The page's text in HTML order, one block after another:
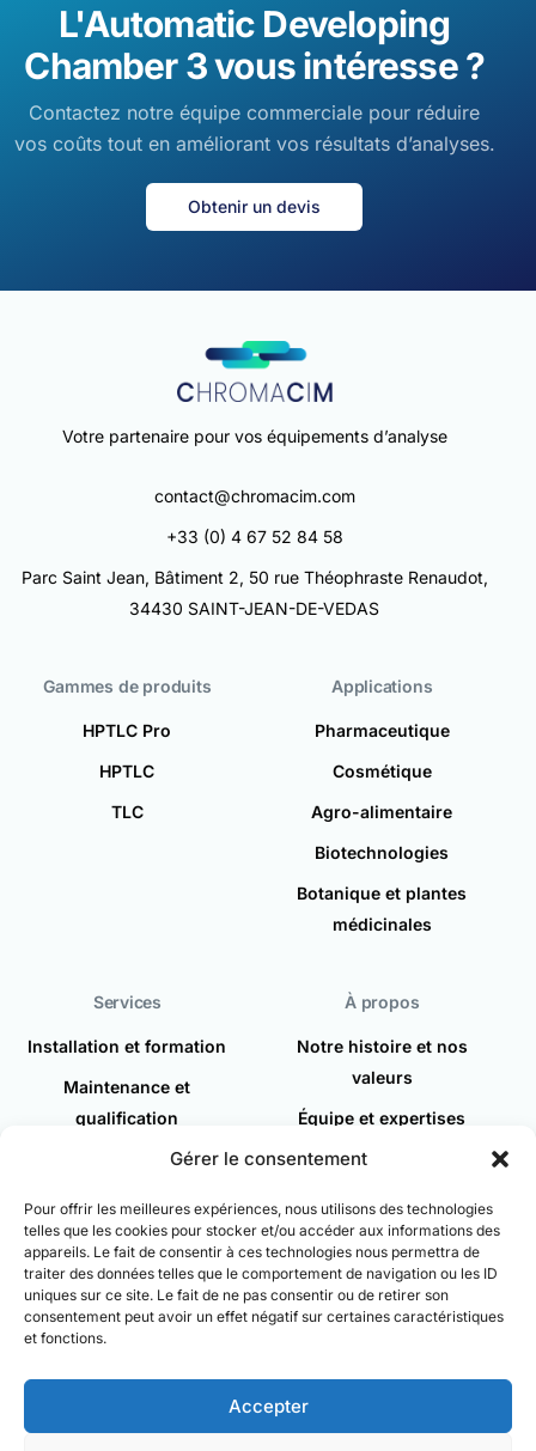
Gérer le consentement
Pour offrir les meilleures expériences, nous utilisons des technologies
telles que les cookies pour stocker et/ou accéder aux informations des
appareils. Le fait de consentir à ces technologies nous permettra de
traiter des données telles que le comportement de navigation ou les ID
uniques sur ce site. Le fait de ne pas consentir ou de retirer son
consentement peut avoir un effet négatif sur certaines caractéristiques
et fonctions.
Accepter
L'Automatic Developing
Chamber 3 vous intéresse ?
Contactez notre équipe commerciale pour réduire
vos coûts tout en améliorant vos résultats d’analyses.
Obtenir un devis
Votre partenaire pour vos équipements d’analyse
contact@chromacim.com
+33 (0) 4 67 52 84 58
Parc Saint Jean, Bâtiment 2, 50 rue Théophraste Renaudot,
34430 SAINT-JEAN-DE-VEDAS
Gammes de produits
HPTLC Pro
HPTLC
TLC
Applications
Pharmaceutique
Cosmétique
Agro-alimentaire
Biotechnologies
Botanique et plantes
médicinales
Services
Installation et formation
Maintenance et
qualification
Demande d'intervention
À propos
Notre histoire et nos
valeurs
Équipe et expertises
Actualités
Recrutement
Espace client
Contact